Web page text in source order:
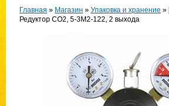
Главная » Магазин » Упаковка и хранение »
Редуктор CO2, 5-3М2-122, 2 выхода